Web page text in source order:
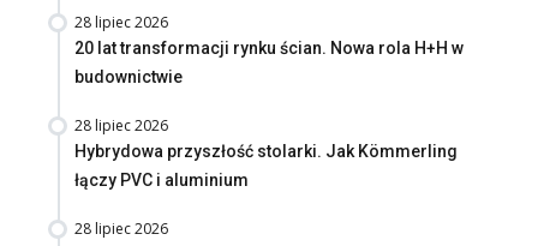
28 lipiec 2026
20 lat transformacji rynku ścian. Nowa rola H+H w
budownictwie
28 lipiec 2026
Hybrydowa przyszłość stolarki. Jak Kömmerling
łączy PVC i aluminium
28 lipiec 2026